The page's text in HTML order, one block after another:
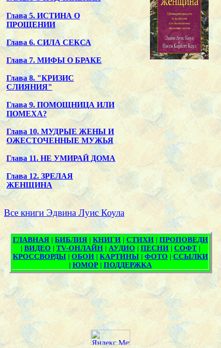
Глава 5. ИСТИНА О
ПРОЩЕНИИ
Глава 6. СИЛА СЕКСА
Глава 7. МИФЫ О БРАКЕ
Глава 8. "КРИЗИС
СЛИЯНИЯ"
Глава 9. ПОМОЩНИЦА ИЛИ
ПОМЕХА?
Глава 10. МУДРЫЕ ЖЕНЫ И
ОЖЕСТОЧЕННЫЕ МУЖЬЯ
Глава 11. НЕ УМИРАЙ ДОМА
Глава 12. ЗРЕЛАЯ
ЖЕНЩИНА
Все книги Эдвина Луис Коула